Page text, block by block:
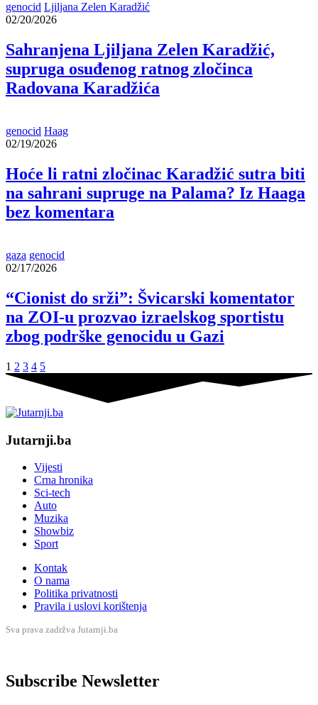
genocid Ljiljana Zelen Karadžić
02/20/2026
Sahranjena Ljiljana Zelen Karadžić,
supruga osuđenog ratnog zločinca
Radovana Karadžića
genocid Haag
02/19/2026
Hoće li ratni zločinac Karadžić sutra biti
na sahrani supruge na Palama? Iz Haaga
bez komentara
gaza genocid
02/17/2026
“Cionist do srži”: Švicarski komentator
na ZOI-u prozvao izraelskog sportistu
zbog podrške genocidu u Gazi
1 2 3 4 5
Jutarnji.ba
Vijesti
Crna hronika
Sci-tech
Auto
Muzika
Showbiz
Sport
Kontak
O nama
Politika privatnosti
Pravila i uslovi korištenja
Sva prava zadržva Jutarnji.ba
Subscribe Newsletter